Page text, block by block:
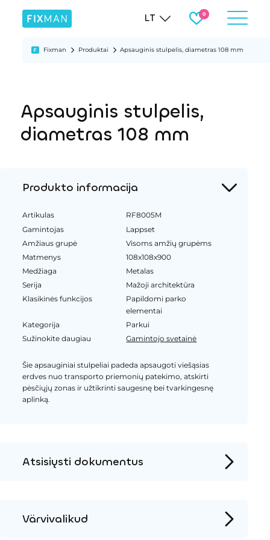
LT
Fixman Produktai Apsauginis stulpelis, diametras 108 mm
Apsauginis stulpelis,
diametras 108 mm
Produkto informacija
Artikulas
RF8005M
Gamintojas
Lappset
Amžiaus grupė
Visoms amžių grupėms
Matmenys
108x108x900
Medžiaga
Metalas
Serija
Mažoji architektūra
Klasikinės funkcijos
Papildomi parko
elementai
Kategorija
Parkui
Sužinokite daugiau
Gamintojo svetainė
Šie apsauginiai stulpeliai padeda apsaugoti viešąsias
erdves nuo transporto priemonių patekimo, atskirti
pėsčiųjų zonas ir užtikrinti saugesnę bei tvarkingesnę
aplinką.
Atsisiųsti dokumentus
Värvivalikud